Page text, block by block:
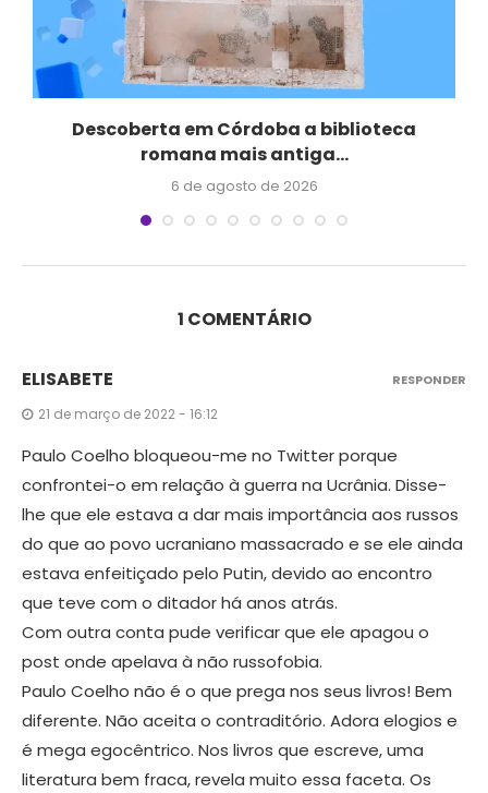
Descoberta em Córdoba a biblioteca
romana mais antiga...
6 de agosto de 2026
1 COMENTÁRIO
ELISABETE
21 de março de 2022 - 16:12
Paulo Coelho bloqueou-me no Twitter porque
confrontei-o em relação à guerra na Ucrânia. Disse-
lhe que ele estava a dar mais importância aos russos
do que ao povo ucraniano massacrado e se ele ainda
estava enfeitiçado pelo Putin, devido ao encontro
que teve com o ditador há anos atrás.
Com outra conta pude verificar que ele apagou o
post onde apelava à não russofobia.
Paulo Coelho não é o que prega nos seus livros! Bem
diferente. Não aceita o contraditório. Adora elogios e
é mega egocêntrico. Nos livros que escreve, uma
literatura bem fraca, revela muito essa faceta. Os
RESPONDER